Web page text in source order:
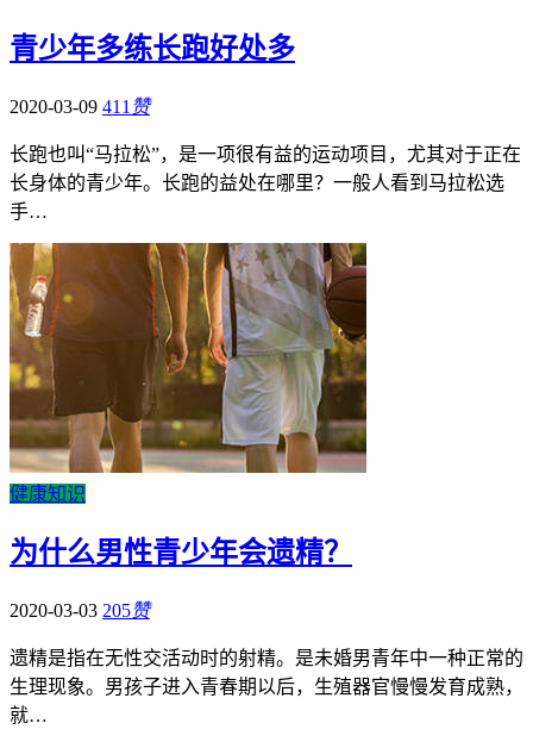
青少年多练长跑好处多
2020-03-09 411 赞
长跑也叫“马拉松”，是一项很有益的运动项目，尤其对于正在
长身体的青少年。长跑的益处在哪里？一般人看到马拉松选
手…
健康知识
为什么男性青少年会遗精？
2020-03-03 205赞
遗精是指在无性交活动时的射精。是未婚男青年中一种正常的
生理现象。男孩子进入青春期以后，生殖器官慢慢发育成熟，
就…